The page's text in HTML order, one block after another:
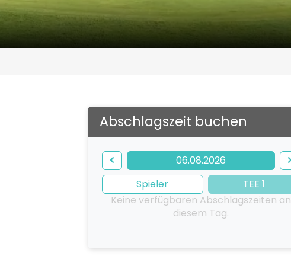
Abschlagszeit buchen
06.08.2026
Spieler
TEE 1
Keine verfügbaren Abschlagszeiten an
diesem Tag.